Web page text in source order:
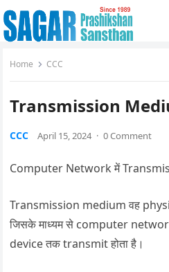
Home CCC
Transmission
CCC April 15, 2024 · 0 Comment
Computer Network में
Transmission medium वह
जिसके माध्यम से computer
device तक transmit होता है।